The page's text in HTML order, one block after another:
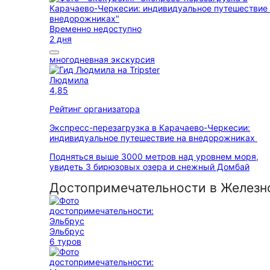
Временно недоступно
2 дня
многодневная экскурсия
Людмила
4,85
Рейтинг организатора
Экспресс-перезагрузка в Карачаево-Черкесии:
индивидуальное путешествие на внедорожниках
Подняться выше 3000 метров над уровнем моря,
увидеть 3 бирюзовых озера и снежный Домбай
Достопримечательности в
Эльбрус
6 туров